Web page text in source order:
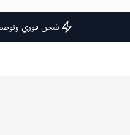
شحن فوري